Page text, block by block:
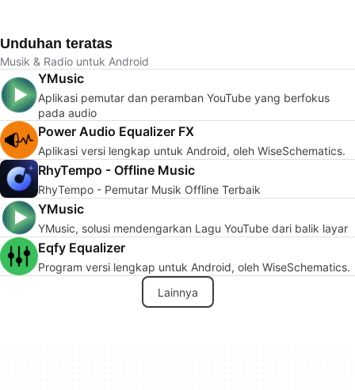
Unduhan teratas
Musik & Radio untuk Android
YMusic
Aplikasi pemutar dan peramban YouTube yang berfokus
pada audio
Power Audio Equalizer FX
Aplikasi versi lengkap untuk Android, oleh WiseSchematics.
RhyTempo - Offline Music
RhyTempo - Pemutar Musik Offline Terbaik
YMusic
YMusic, solusi mendengarkan Lagu YouTube dari balik layar
Eqfy Equalizer
Program versi lengkap untuk Android, oleh WiseSchematics.
Lainnya